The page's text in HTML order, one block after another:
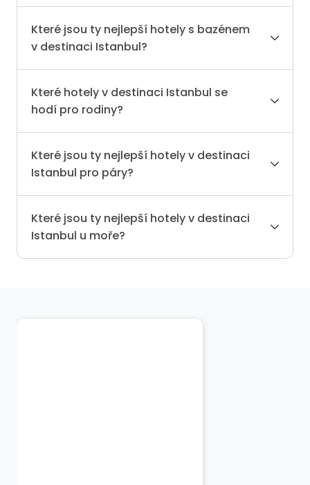
Které jsou ty nejlepší hotely s bazénem
v destinaci Istanbul?
Které hotely v destinaci Istanbul se
hodí pro rodiny?
Které jsou ty nejlepší hotely v destinaci
Istanbul pro páry?
Které jsou ty nejlepší hotely v destinaci
Istanbul u moře?